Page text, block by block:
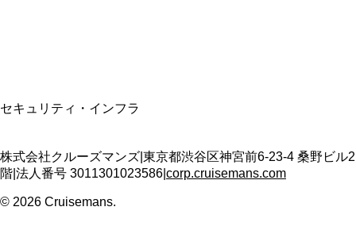
セキュリティ・インフラ
株式会社クルーズマンズ 東京都渋谷区神宮前6-23-4 桑野ビル2
階 法人番号 3011301023586 corp.cruisemans.com
© 2026 Cruisemans.